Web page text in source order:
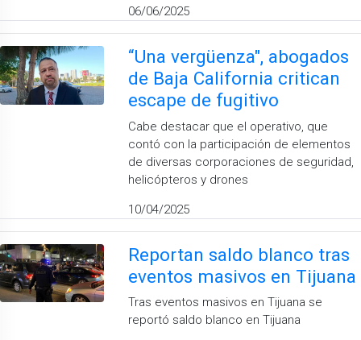
06/06/2025
“Una vergüenza", abogados
de Baja California critican
escape de fugitivo
Cabe destacar que el operativo, que
contó con la participación de elementos
de diversas corporaciones de seguridad,
helicópteros y drones
10/04/2025
Reportan saldo blanco tras
eventos masivos en Tijuana
Tras eventos masivos en Tijuana se
reportó saldo blanco en Tijuana